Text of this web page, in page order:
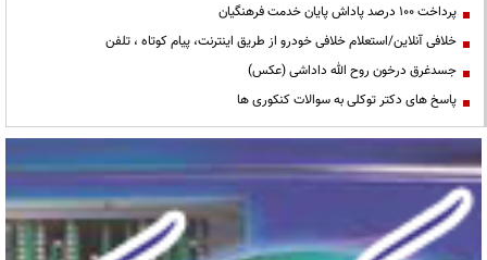
پرداخت ۱۰۰ درصد پاداش پایان خدمت فرهنگیان
خلافی آنلاین/استعلام خلافی خودرو از طریق اینترنت، پیام کوتاه ، تلفن
جسدغرق درخون روح الله داداشی (عکس)
پاسخ های دکتر توکلی به سوالات کنکوری ها